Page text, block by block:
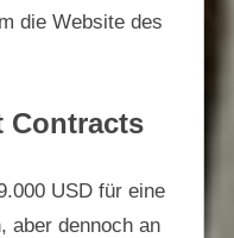
die Website des
Contracts
USD für eine
aber dennoch an